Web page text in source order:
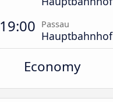
19:00 Passau
Hauptbahnhof
Economy